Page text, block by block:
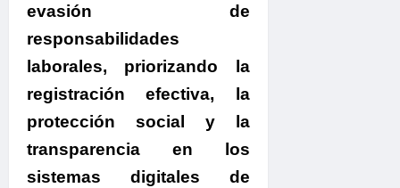
evasión de
responsabilidades
laborales, priorizando la
registración efectiva, la
protección social y la
transparencia en los
sistemas digitales de